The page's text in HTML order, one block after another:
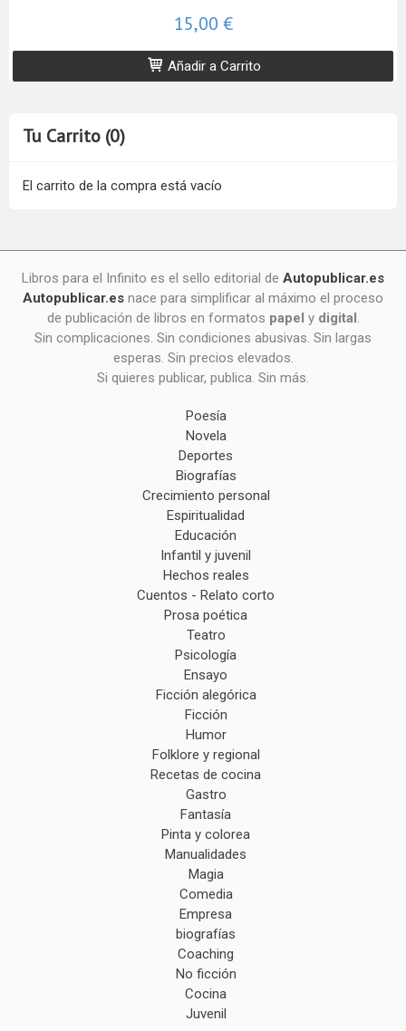
Tu Carrito (0)
El carrito de la compra está vacío
15,00 €
Añadir a Carrito
Libros para el Infinito es el sello editorial de Autopublicar.es
Autopublicar.es nace para simplificar al máximo el proceso
de publicación de libros en formatos papel y digital.
Sin complicaciones. Sin condiciones abusivas. Sin largas
esperas. Sin precios elevados.
Si quieres publicar, publica. Sin más.
Poesía
Novela
Deportes
Biografías
Crecimiento personal
Espiritualidad
Educación
Infantil y juvenil
Hechos reales
Cuentos - Relato corto
Prosa poética
Teatro
Psicología
Ensayo
Ficción alegórica
Ficción
Humor
Folklore y regional
Recetas de cocina
Gastro
Fantasía
Pinta y colorea
Manualidades
Magia
Comedia
Empresa
biografías
Coaching
No ficción
Cocina
Juvenil